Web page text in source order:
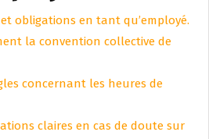
obligations en tant qu’employé.
la convention collective de
concernant les heures de
claires en cas de doute sur